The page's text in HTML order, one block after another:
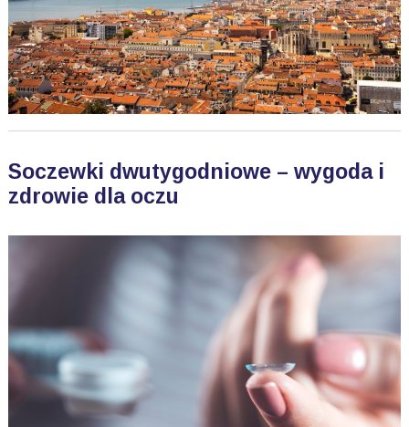
Soczewki dwutygodniowe – wygoda i
zdrowie dla oczu